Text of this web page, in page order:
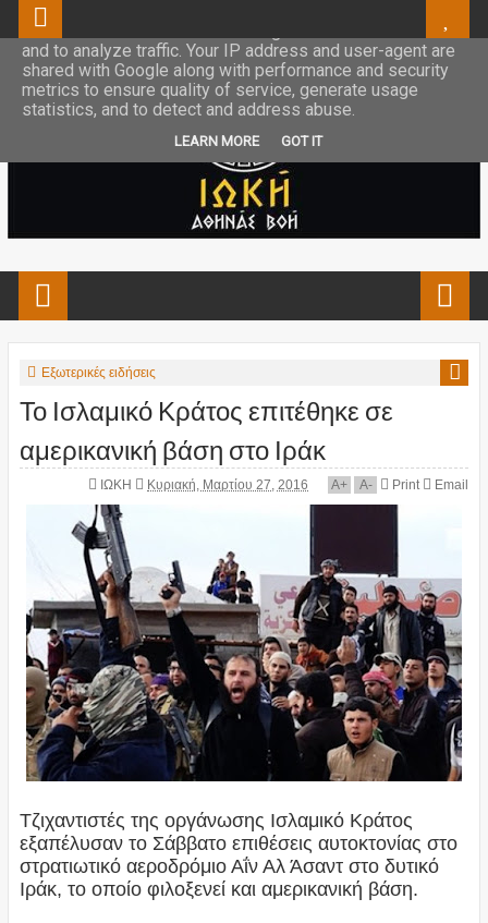
Εξωτερικές ειδήσεις
Το Ισλαμικό Κράτος επιτέθηκε σε
αμερικανική βάση στο Ιράκ
ΙΩΚΗ Κυριακή, Μαρτίου 27, 2016 A+ A- Print Email
Τζιχαντιστές της οργάνωσης Ισλαμικό Κράτος
εξαπέλυσαν το Σάββατο επιθέσεις αυτοκτονίας στο
στρατιωτικό αεροδρόμιο Αΐν Αλ Άσαντ στο δυτικό
Ιράκ, το οποίο φιλοξενεί και αμερικανική βάση.
This site uses cookies from Google to deliver its services
and to analyze traffic. Your IP address and user-agent are
shared with Google along with performance and security
metrics to ensure quality of service, generate usage
statistics, and to detect and address abuse.
LEARN MORE GOT IT